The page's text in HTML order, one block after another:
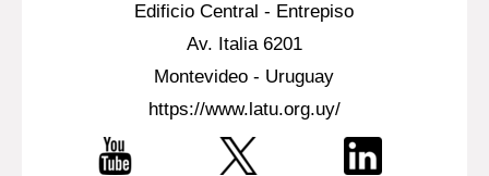
Edificio Central - Entrepiso
Av. Italia 6201
Montevideo - Uruguay
https://www.latu.org.uy/